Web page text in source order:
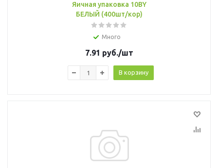
Яичная упаковка 10BY
БЕЛЫЙ (400шт/кор)
Много
7.91 руб./шт
В корзину